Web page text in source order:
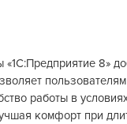
8»
работы в
комфорт при